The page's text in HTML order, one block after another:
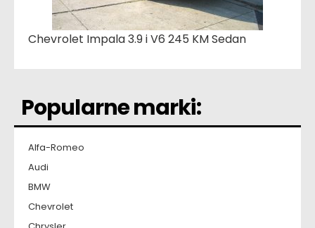
Chevrolet Impala 3.9 i V6 245 KM Sedan
Popularne marki:
Alfa-Romeo
Audi
BMW
Chevrolet